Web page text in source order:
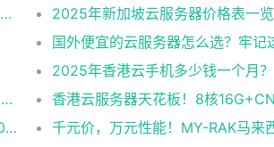
2025美国CN2云服务器购买攻略：从线路选择到实操最全指南
2025年新加坡云服务器价格表一览
2025年香港云手机多少钱一个月？
企业级稳定+平民价！日本东京共享云服务器实测：CentOS 7.9系统+资源隔离，稳定性达99.99%
跨境直播不卡顿！实测RAK马来西亚独享云：1080P推流稳定，首月6折优惠中